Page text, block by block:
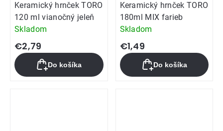
Keramický hrnček TORO
120 ml vianočný jeleň
Skladom
€2,79
Do košíka
Keramický hrnček TORO
180ml MIX farieb
Skladom
€1,49
Do košíka